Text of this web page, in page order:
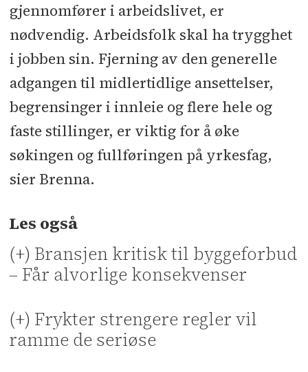
gjennomfører i arbeidslivet, er
nødvendig. Arbeidsfolk skal ha trygghet
i jobben sin. Fjerning av den generelle
adgangen til midlertidlige ansettelser,
begrensinger i innleie og flere hele og
faste stillinger, er viktig for å øke
søkingen og fullføringen på yrkesfag,
sier Brenna.
Les også
(+) Bransjen kritisk til byggeforbud
– Får alvorlige konsekvenser
(+) Frykter strengere regler vil
ramme de seriøse